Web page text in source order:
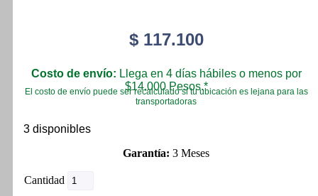
$117.100
Costo de envío: Llega en 4 días hábiles o menos por
$14.000 Pesos.*
El costo de envío puede ser recalculado si tu ubicación es lejana para las
transportadoras
3 disponibles
Garantía: 3 Meses
Sensor